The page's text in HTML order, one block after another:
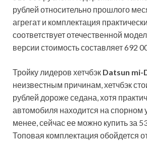
рублей относительно прошлого
агрегат и комплектация
соответствует отечественной
версии стоимость составляет 692
Тройку лидеров хетчбэк Datsun mi-
неизвестным причинам, хетчбэк
рублей дороже седана, хотя
автомобиля находится на спорном
менее, сейчас ее можно купить за
Топовая комплектация обойдется